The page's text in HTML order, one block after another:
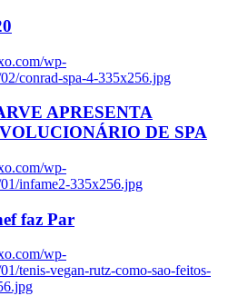
wp-
conrad-spa-4-335x256.jpg
APRESENTA
DE SPA
wp-
infame2-335x256.jpg
faz Par
wp-
tenis-vegan-rutz-como-sao-feitos-